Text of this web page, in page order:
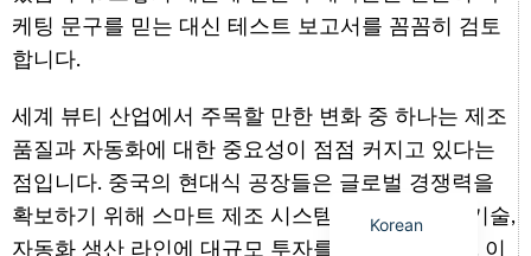
케팅 문구를 믿는 대신 테스트 보고서를 꼼꼼히 검토
합니다.
세계 뷰티 산업에서 주목할 만한 변화 중 하나는 제조
품질과 자동화에 대한 중요성이 점점 커지고 있다는
점입니다. 중국의 현대식 공장들은 글로벌 경쟁력을
확보하기 위해 스마트 제조 시스템, AI 기반 검사 기술,
자동화 생산 라인에 대규모 투자를 하고 있습니다. 이
Korean
English
Spanish
French
Portuguese